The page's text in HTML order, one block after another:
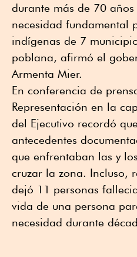
durante más de 70
necesidad fundamental
indígenas de 7
poblana, afirmó el
Armenta Mier.
En conferencia de
Representación en la
del Ejecutivo recordó
antecedentes
que enfrentaban las y
cruzar la zona. Incluso,
dejó 11 personas
vida de una persona
necesidad durante